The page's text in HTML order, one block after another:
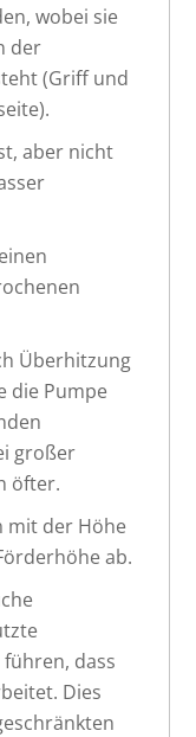
wobei sie
der
(Griff und
aber nicht
Überhitzung
die Pumpe
großer
öfter.
mit der Höhe
ab.
dass
Dies